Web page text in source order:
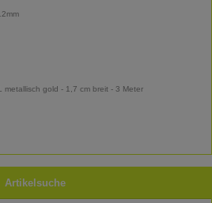
metallisch gold - 1,7 cm breit - 3 Meter
Artikelsuche